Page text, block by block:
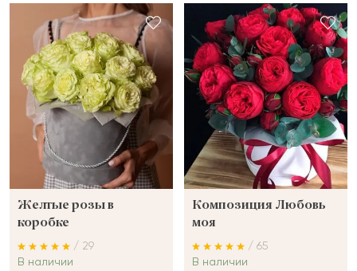
Желтые розы в
коробке
/ 29
В наличии
Композиция Любовь
моя
/ 65
В наличии